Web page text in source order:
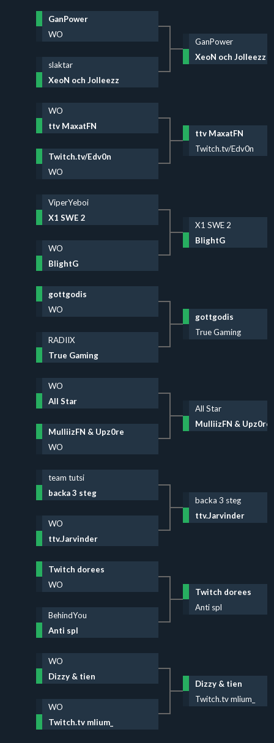
GanPower
WO
slaktar
XeoN och Jolleezz
WO
ttv MaxatFN
Twitch.tv/Edv0n
WO
ViperYeboi
X1 SWE 2
WO
BlightG
gottgodis
WO
RADIIX
True Gaming
WO
All Star
MulliizFN & Upz0re
WO
team tutsi
backa 3 steg
WO
ttv.Jarvinder
Twitch dorees
WO
BehindYou
Anti spl
WO
Dizzy & tien
WO
Twitch.tv mlium_
GanPower
XeoN och Jolleezz
ttv MaxatFN
Twitch.tv/Edv0n
X1 SWE 2
BlightG
gottgodis
True Gaming
All Star
MulliizFN & Upz0re
backa 3 steg
ttv.Jarvinder
Twitch dorees
Anti spl
Dizzy & tien
Twitch.tv mlium_